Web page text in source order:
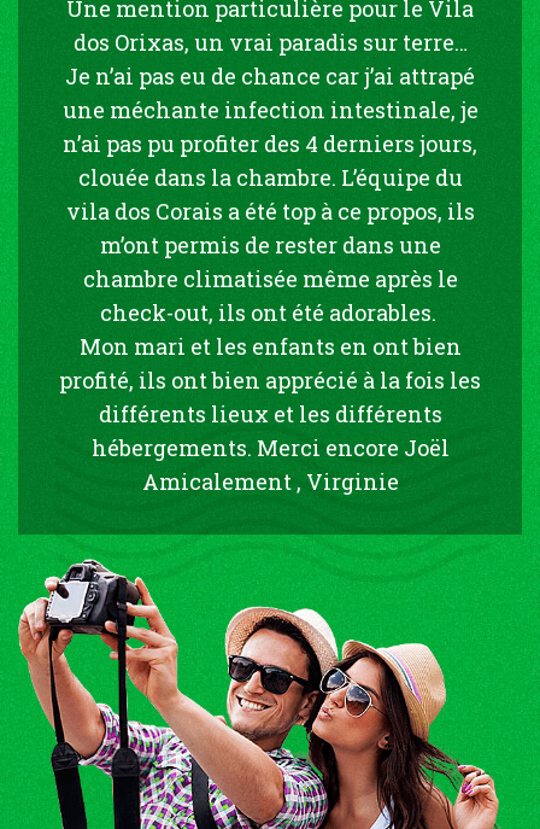
Une mention particulière pour le Vila
dos Orixas, un vrai paradis sur terre…
Je n’ai pas eu de chance car j’ai attrapé
une méchante infection intestinale, je
n’ai pas pu profiter des 4 derniers jours,
clouée dans la chambre. L’équipe du
vila dos Corais a été top à ce propos, ils
m’ont permis de rester dans une
chambre climatisée même après le
check-out, ils ont été adorables.
Mon mari et les enfants en ont bien
profité, ils ont bien apprécié à la fois les
différents lieux et les différents
hébergements. Merci encore Joël
Amicalement , Virginie